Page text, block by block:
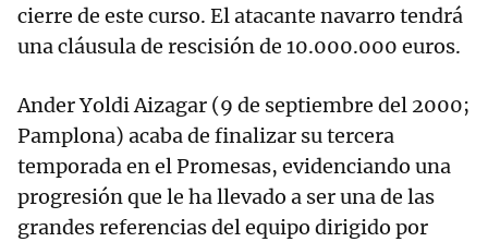
cierre de este curso. El atacante navarro tendrá
una cláusula de rescisión de 10.000.000 euros.
Ander Yoldi Aizagar (9 de septiembre del 2000;
Pamplona) acaba de finalizar su tercera
temporada en el Promesas, evidenciando una
progresión que le ha llevado a ser una de las
grandes referencias del equipo dirigido por